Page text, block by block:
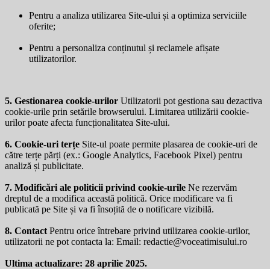
Pentru a analiza utilizarea Site-ului și a optimiza serviciile
oferite;
Pentru a personaliza conținutul și reclamele afișate
utilizatorilor.
5. Gestionarea cookie-urilor Utilizatorii pot gestiona sau dezactiva
cookie-urile prin setările browserului. Limitarea utilizării cookie-
urilor poate afecta funcționalitatea Site-ului.
6. Cookie-uri terțe Site-ul poate permite plasarea de cookie-uri de
către terțe părți (ex.: Google Analytics, Facebook Pixel) pentru
analiză și publicitate.
7. Modificări ale politicii privind cookie-urile Ne rezervăm
dreptul de a modifica această politică. Orice modificare va fi
publicată pe Site și va fi însoțită de o notificare vizibilă.
8. Contact Pentru orice întrebare privind utilizarea cookie-urilor,
utilizatorii ne pot contacta la: Email: redactie@voceatimisului.ro
Ultima actualizare: 28 aprilie 2025.